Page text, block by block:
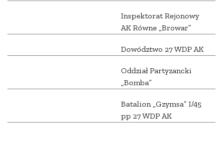
Inspektorat Rejonowy
AK Równe „Browar”
Dowództwo 27 WDP AK
Oddział Partyzancki
„Bomba”
Batalion „Gzymsa” I/45
pp 27 WDP AK